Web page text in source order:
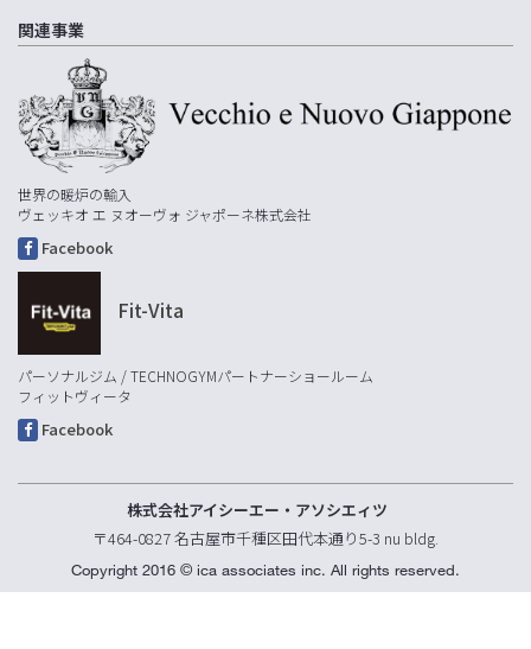
関連事業
世界の暖炉の輸入
ヴェッキオ エ ヌオーヴォ ジャポーネ株式会社
Facebook
Fit-Vita
パーソナルジム / TECHNOGYMパートナーショールーム
フィットヴィータ
Facebook
株式会社アイシーエー・アソシエィツ
〒464-0827 名古屋市千種区田代本通り5-3 nu bldg.
Copyright 2016 © ica associates inc. All rights reserved.